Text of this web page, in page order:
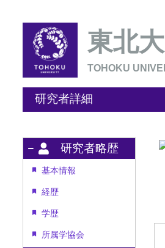
東北
TOHOKU
研究者詳細
研究者略歴
基本情報
経歴
学歴
所属学協会